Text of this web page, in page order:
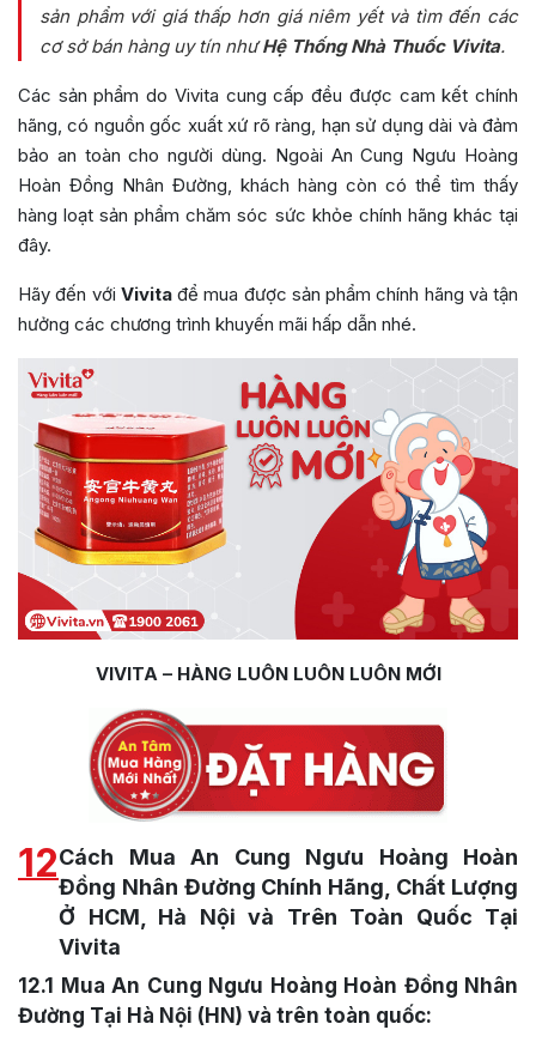
sản phẩm với giá thấp hơn giá niêm yết và tìm đến các
cơ sở bán hàng uy tín nhưHệ Thống Nhà Thuốc Vivita.
Các sản phẩm do Vivita cung cấp đều được cam kết chính
hãng, có nguồn gốc xuất xứ rõ ràng, hạn sử dụng dài và đảm
bảo an toàn cho người dùng. Ngoài An Cung Ngưu Hoàng
Hoàn Đồng Nhân Đường, khách hàng còn có thể tìm thấy
hàng loạt sản phẩm chăm sóc sức khỏe chính hãng khác tại
đây.
Hãy đến với Vivitađể mua được sản phẩm chính hãng và tận
hưởng các chương trình khuyến mãi hấp dẫn nhé.
VIVITA – HÀNG LUÔN LUÔN LUÔN MỚI
12Cách Mua An Cung Ngưu Hoàng Hoàn
Đồng Nhân Đường Chính Hãng, Chất Lượng
Ở HCM, Hà Nội và Trên Toàn Quốc Tại
Vivita
12.1 Mua An Cung Ngưu Hoàng Hoàn Đồng Nhân
Đường Tại Hà Nội (HN) và trên toàn quốc: